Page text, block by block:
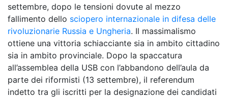
settembre, dopo le tensioni dovute al mezzo
fallimento dello sciopero internazionale in difesa delle
rivoluzionarie Russia e Ungheria. Il massimalismo
ottiene una vittoria schiacciante sia in ambito cittadino
sia in ambito provinciale. Dopo la spaccatura
all’assemblea della USB con l’abbandono dell’aula da
parte dei riformisti (13 settembre), il referendum
indetto tra gli iscritti per la designazione dei candidati